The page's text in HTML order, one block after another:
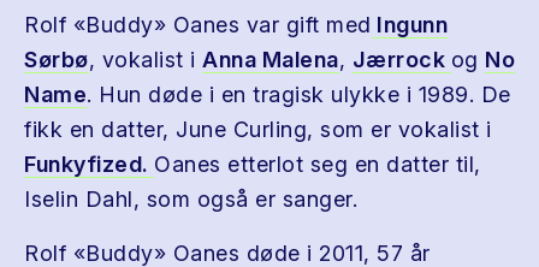
Rolf «Buddy» Oanes var gift med Ingunn
Sørbø, vokalist i Anna Malena, Jærrock og No
Name. Hun døde i en tragisk ulykke i 1989. De
fikk en datter, June Curling, som er vokalist i
Funkyfized. Oanes etterlot seg en datter til,
Iselin Dahl, som også er sanger.
Rolf «Buddy» Oanes døde i 2011, 57 år